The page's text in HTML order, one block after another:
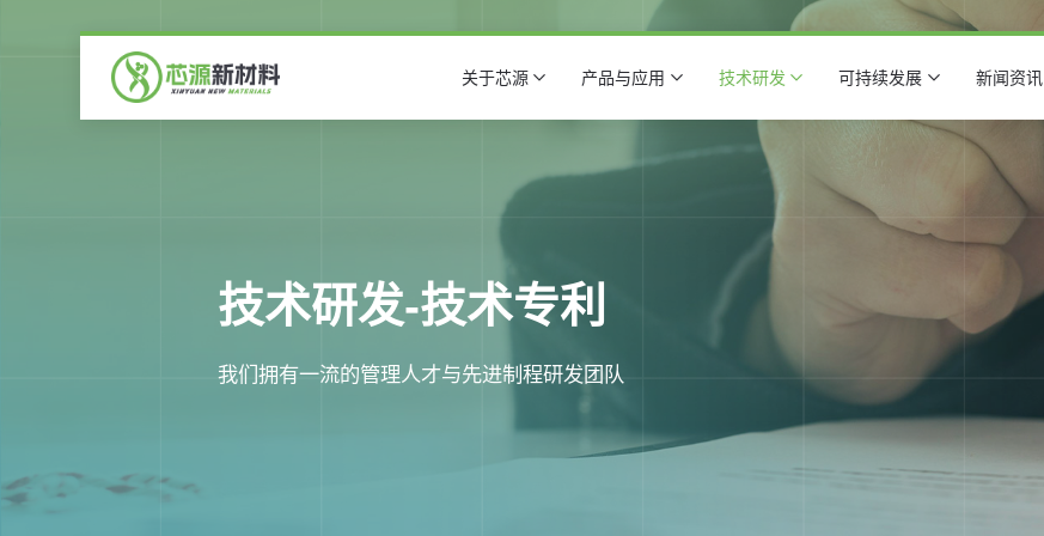
关于芯源 产品与应用 技术研发 可持续发展 新闻资讯
技术研发-技术专利
我们拥有一流的管理人才与先进制程研发团队